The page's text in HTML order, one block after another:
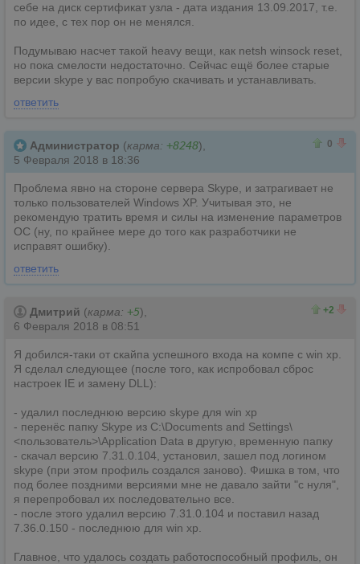
себе на диск сертификат узла - дата издания 13.09.2017, т.е.
по идее, с тех пор он не менялся.
Подумываю насчет такой heavy вещи, как netsh winsock reset,
но пока смелости недостаточно. Сейчас ещё более старые
версии skype у вас попробую скачивать и устанавливать.
ответить
0
Администратор (карма: +8248),
5 Февраля 2018 в 18:36
Проблема явно на стороне сервера Skype, и затрагивает не
только пользователей Windows XP. Учитывая это, не
рекомендую тратить время и силы на изменение параметров
ОС (ну, по крайнее мере до того как разработчики не
исправят ошибку).
ответить
+2
Дмитрий (карма: +5),
6 Февраля 2018 в 08:51
Я добился-таки от скайпа успешного входа на компе с win xp.
Я сделал следующее (после того, как испробовал сброс
настроек IE и замену DLL):
- удалил последнюю версию skype для win xp
- перенёс папку Skype из C:\Documents and Settings\
<пользователь>\Application Data в другую, временную папку
- скачал версию 7.31.0.104, установил, зашел под логином
skype (при этом профиль создался заново). Фишка в том, что
под более поздними версиями мне не давало зайти "с нуля",
я перепробовал их последовательно все.
- после этого удалил версию 7.31.0.104 и поставил назад
7.36.0.150 - последнюю для win xp.
Главное, что удалось создать работоспособный профиль, он